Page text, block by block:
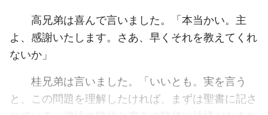
高兄弟は喜んで言いました。「本当かい。主
よ、感謝いたします。さあ、早くそれを教えてくれ
ないか」
桂兄弟は言いました。「いいとも。実を言う
と、この問題を理解したければ、まずは聖書に記さ